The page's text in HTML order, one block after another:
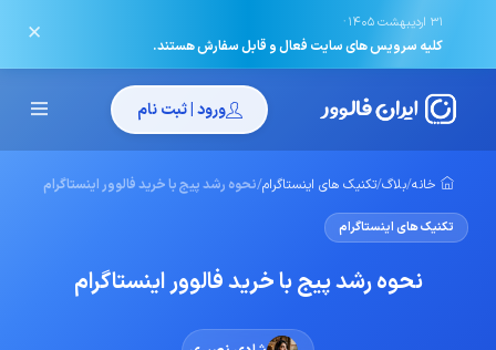
31 اردیبهشت 1405 ·
کلیه سرویس های سایت فعال و قابل سفارش هستند. ✕
ورود | ثبت نام
خانه/بلاگ/تکنیک های اینستاگرام/نحوه رشد پیج با خرید فالوور اینستاگرام
تکنیک های اینستاگرام
نحوه رشد پیج با خرید فالوور اینستاگرام